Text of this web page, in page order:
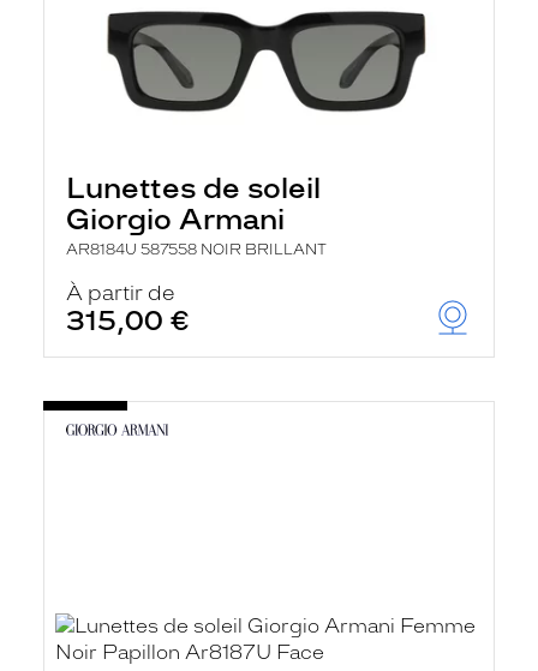
Lunettes de soleil
Giorgio Armani
AR8184U 587558 NOIR BRILLANT
À partir de
315,00 €